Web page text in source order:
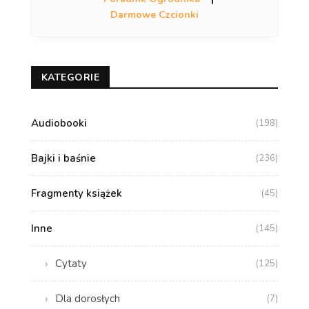
Darmowe Czcionki
KATEGORIE
Audiobooki (198)
Bajki i baśnie (236)
Fragmenty książek (45)
Inne (145)
Cytaty (125)
Dla dorosłych (7)